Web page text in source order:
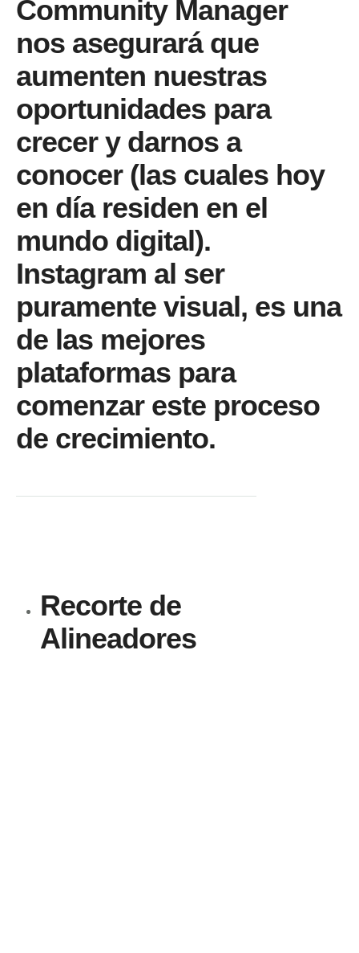
Community Manager
nos asegurará que
aumenten nuestras
oportunidades para
crecer y darnos a
conocer (las cuales hoy
en día residen en el
mundo digital).
Instagram al ser
puramente visual, es una
de las mejores
plataformas para
comenzar este proceso
de crecimiento.
Recorte de
Alineadores